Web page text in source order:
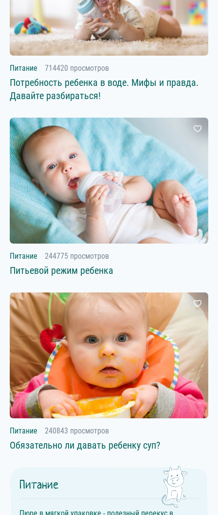
Питание 714420 просмотров
Потребность ребенка в воде. Мифы и правда.
Давайте разбираться!
Питание 244775 просмотров
Питьевой режим ребенка
Питание 240843 просмотров
Обязательно ли давать ребенку суп?
Питание